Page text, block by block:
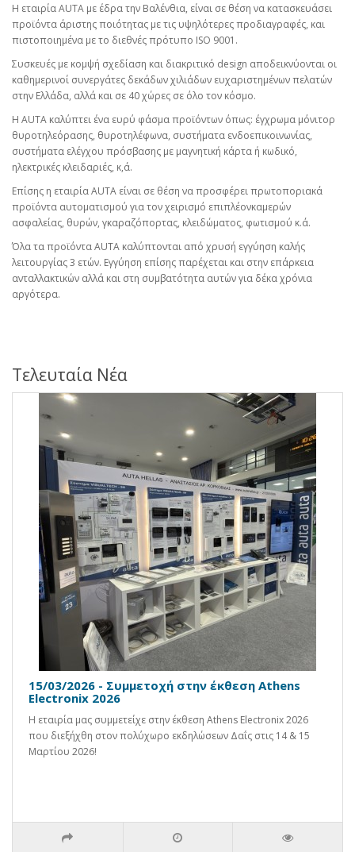
Η εταιρίαAUTA με έδρα την Βαλένθια, είναι σε θέση να κατασκευάσει
προϊόντα άριστης ποιότητας με τις υψηλότερες προδιαγραφές, και
πιστοποιημένα με το διεθνές πρότυπο ISO 9001.
Συσκευές με κομψή σχεδίαση και διακριτικό design αποδεικνύονται οι
καθημερινοί συνεργάτες δεκάδων χιλιάδων ευχαριστημένων πελατών
στην Ελλάδα, αλλά και σε 40 χώρες σε όλο τον κόσμο.
Η AUTA καλύπτει ένα ευρύ φάσμα προϊόντων όπως: έγχρωμα μόνιτορ
θυροτηλεόρασης, θυροτηλέφωνα, συστήματα ενδοεπικοινωνίας,
συστήματα ελέγχου πρόσβασης με μαγνητική κάρτα ή κωδικό,
ηλεκτρικές κλειδαριές, κ,ά.
Επίσης η εταιρίαAUTA είναι σε θέση να προσφέρει πρωτοποριακά
προϊόντα αυτοματισμού για τον χειρισμό επιπλέονκαμερών
ασφαλείας, θυρών, γκαραζόπορτας, κλειδώματος, φωτισμού κ.ά.
Όλα τα προϊόνταAUTA καλύπτονται από χρυσή εγγύηση καλής
λειτουργίας 3 ετών. Εγγύηση επίσης παρέχεται και στην επάρκεια
ανταλλακτικών αλλά και στη συμβατότητα αυτών για δέκα χρόνια
αργότερα.
Τελευταία Νέα
15/03/2026 - Συμμετοχή στην έκθεση Athens
Electronix 2026
Η εταιρία μας συμμετείχε στην έκθεση Athens Electronix 2026
που διεξήχθη στον πολύχωρο εκδηλώσεων Δαΐς στις 14 & 15
Μαρτίου 2026!